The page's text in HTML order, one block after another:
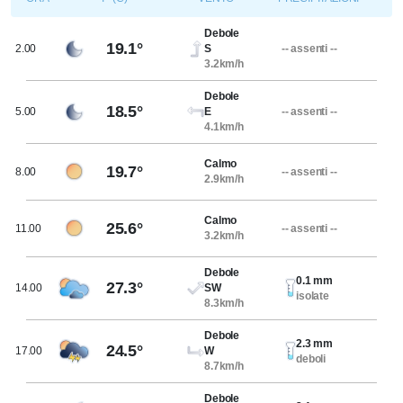
2.00 19.1°
Debole
S
3.2km/h
-- assenti --
5.00 18.5°
Debole
E
4.1km/h
-- assenti --
8.00 19.7°
Calmo
2.9km/h
-- assenti --
11.00 25.6°
Calmo
3.2km/h
-- assenti --
14.00 27.3°
Debole
SW
8.3km/h
0.1 mm
isolate
17.00 24.5°
Debole
W
8.7km/h
2.3 mm
deboli
Debole